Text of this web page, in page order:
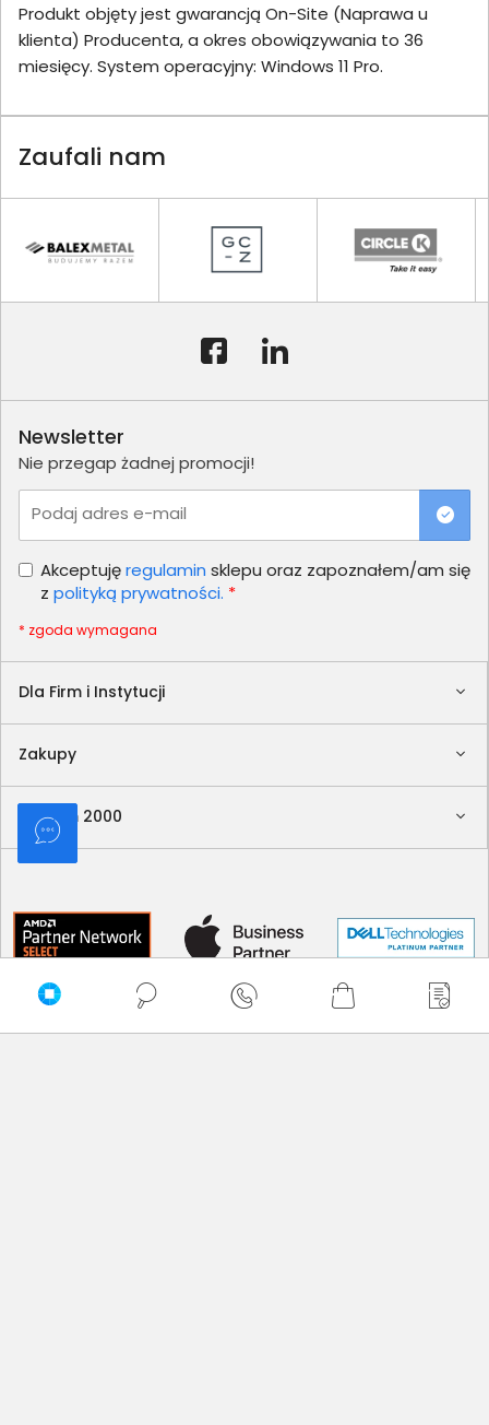
Produkt objęty jest gwarancją On-Site (Naprawa u
klienta) Producenta, a okres obowiązywania to 36
miesięcy. System operacyjny: Windows 11 Pro.
Zaufali nam
Dla Firm i Instytucji
Zakupy
Delkom 2000
Newsletter
Nie przegap żadnej promocji!
Podaj adres e-mail
Akceptujęregulamin sklepu oraz zapoznałem/am się
z polityką prywatności. *
* zgoda wymagana